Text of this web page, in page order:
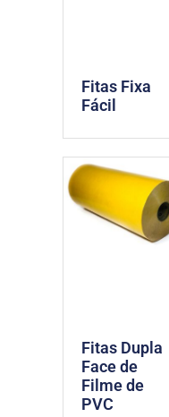
Fitas Fixa
Fácil
Fitas Dupla
Face de
Filme de
PVC